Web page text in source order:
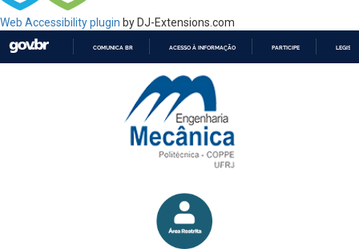
Web Accessibility plugin by DJ-Extensions.com
PARA
CONTEÚDO
COMUNICA BR ACESSO À INFORMAÇÃO PARTICIPE